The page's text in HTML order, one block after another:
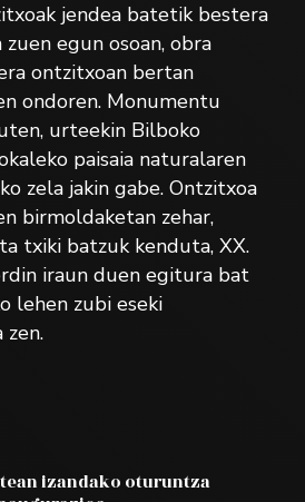
jendea batetik bestera
egun osoan, obra
ontzitxoan bertan
ondoren. Monumentu
urteekin Bilboko
paisaia naturalaren
zela jakin gabe. Ontzitxoa
birmoldaketan zehar,
txiki batzuk kenduta, XX.
iraun duen egitura bat
lehen zubi eseki
zen.
izandako oturuntza